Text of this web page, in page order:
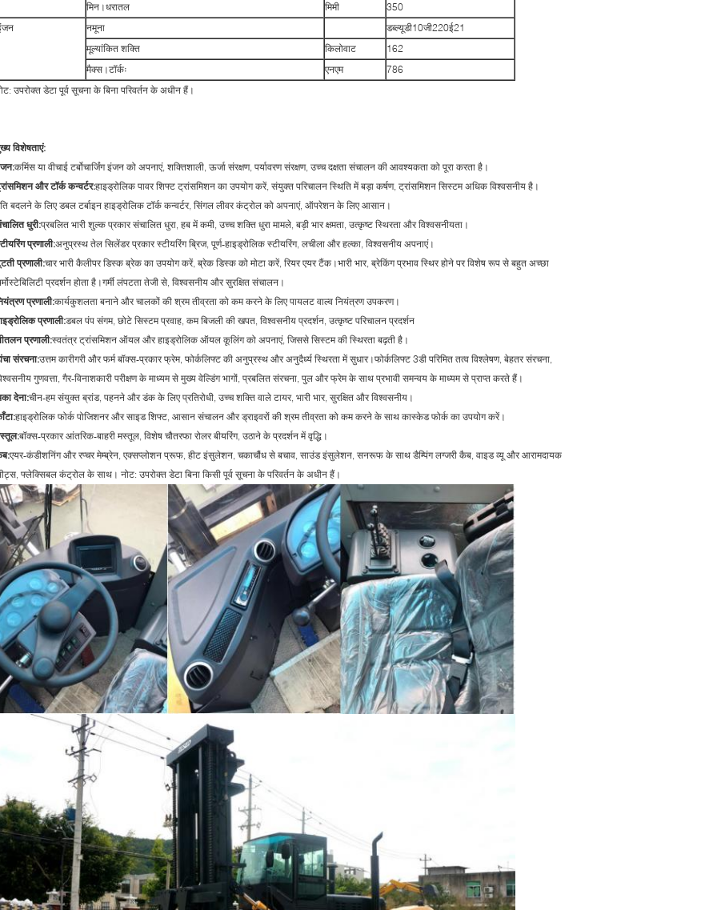
मिन।धरातल
मिमी
350
नमूना
डब्ल्यूडी10जी220ई21
मूल्यांकित शक्ति
किलोवाट
162
मैक्स।टॉर्कः
एनएम
786
उपरोक्त डेटा पूर्व सूचना के बिना परिवर्तन के अधीन हैं।
विशेषताएं:
कमिंस या वीचाई टर्बोचार्जिंग इंजन को अपनाएं, शक्तिशाली, ऊर्जा संरक्षण, पर्यावरण संरक्षण, उच्च दक्षता संचालन की आवश्यकता को पूरा करता है।
और टॉर्क कन्वर्टर:हाइड्रोलिक पावर शिफ्ट ट्रांसमिशन का उपयोग करें, संयुक्त परिचालन स्थिति में बड़ा कर्षण, ट्रांसमिशन सिस्टम अधिक विश्वसनीय है।
बदलने के लिए डबल टर्बाइन हाइड्रोलिक टॉर्क कन्वर्टर, सिंगल लीवर कंट्रोल को अपनाएं, ऑपरेशन के लिए आसान।
धुरी:प्रबलित भारी शुल्क प्रकार संचालित धुरा, हब में कमी, उच्च शक्ति धुरा मामले, बड़ी भार क्षमता, उत्कृष्ट स्थिरता और विश्वसनीयता।
प्रणाली:अनुप्रस्थ तेल सिलेंडर प्रकार स्टीयरिंग ब्रिज, पूर्ण-हाइड्रोलिक स्टीयरिंग, लचीला और हल्का, विश्वसनीय अपनाएं।
प्रणाली:चार भारी कैलीपर डिस्क ब्रेक का उपयोग करें, ब्रेक डिस्क को मोटा करें, रियर एयर टैंक।भारी भार, ब्रेकिंग प्रभाव स्थिर होने पर विशेष रूप से बहुत अच्छा
प्रदर्शन होता है।गर्मी लंपटता तेजी से, विश्वसनीय और सुरक्षित संचालन।
प्रणाली:कार्यकुशलता बनाने और चालकों की श्रम तीव्रता को कम करने के लिए पायलट वाल्व नियंत्रण उपकरण।
प्रणाली:डबल पंप संगम, छोटे सिस्टम प्रवाह, कम बिजली की खपत, विश्वसनीय प्रदर्शन, उत्कृष्ट परिचालन प्रदर्शन
प्रणाली:स्वतंत्र ट्रांसमिशन ऑयल और हाइड्रोलिक ऑयल कूलिंग को अपनाएं, जिससे सिस्टम की स्थिरता बढ़ती है।
संरचना:उत्तम कारीगरी और फर्म बॉक्स-प्रकार फ्रेम, फोर्कलिफ्ट की अनुप्रस्थ और अनुदैर्ध्य स्थिरता में सुधार।फोर्कलिफ्ट 3डी परिमित तत्व विश्लेषण, बेहतर संरचना,
गुणवत्ता, गैर-विनाशकारी परीक्षण के माध्यम से मुख्य वेल्डिंग भागों, प्रबलित संरचना, पुल और फ्रेम के साथ प्रभावी समन्वय के माध्यम से प्राप्त करते हैं।
देना:चीन-हम संयुक्त ब्रांड, पहनने और डंक के लिए प्रतिरोधी, उच्च शक्ति वाले टायर, भारी भार, सुरक्षित और विश्वसनीय।
हाइड्रोलिक फोर्क पोजिशनर और साइड शिफ्ट, आसान संचालन और ड्राइवरों की श्रम तीव्रता को कम करने के साथ कास्केड फोर्क का उपयोग करें।
बॉक्स-प्रकार आंतरिक-बाहरी मस्तूल, विशेष चौतरफा रोलर बीयरिंग, उठाने के प्रदर्शन में वृद्धि।
एयर-कंडीशनिंग और रप्चर मेम्ब्रेन, एक्सप्लोशन प्रूफ, हीट इंसुलेशन, चकाचौंध से बचाव, साउंड इंसुलेशन, सनरूफ के साथ डैम्पिंग लग्जरी कैब, वाइड व्यू और आरामदायक
फ्लेक्सिबल कंट्रोल के साथ। नोट: उपरोक्त डेटा बिना किसी पूर्व सूचना के परिवर्तन के अधीन हैं।